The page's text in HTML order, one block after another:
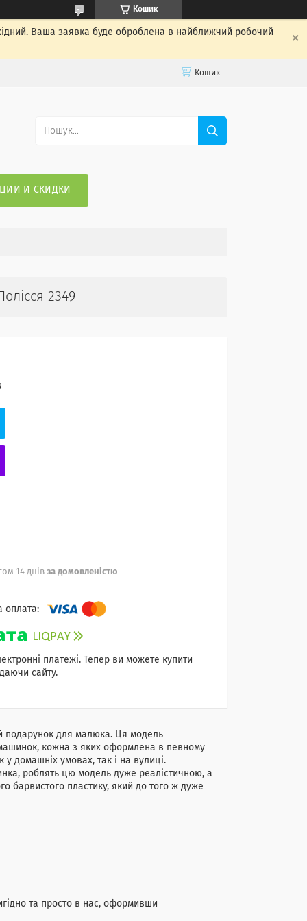
Кошик
Ваша заявка буде оброблена в найближчий робочий
Кошик
И СКИДКИ
2349
14 днів за домовленістю
платежі. Тепер ви можете купити
сайту.
подарунок для малюка. Ця модель
кожна з яких оформлена в певному
домашніх умовах, так і на вулиці.
роблять цю модель дуже реалістичною, а
барвистого пластику, який до того ж дуже
та просто в нас, оформивши